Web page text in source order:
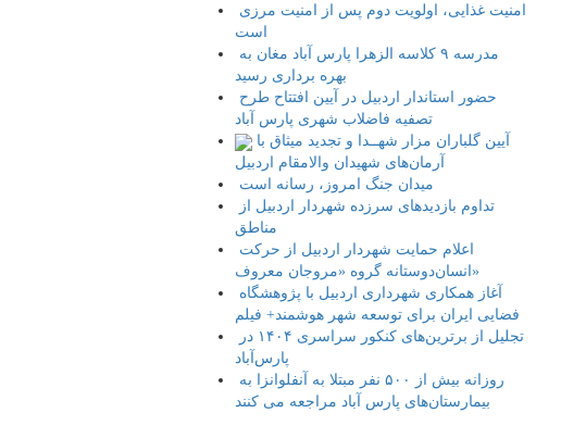
است
بهره برداری رسید
تصفیه فاضلاب شهری پارس آباد
آرمان‌های شهیدان والامقام اردبیل
میدان جنگ امروز، رسانه است
مناطق
انسان‌دوستانه گروه «مروجان معروف»
فضایی ایران برای توسعه شهر هوشمند+ فیلم
بیمارستان‌های پارس آباد مراجعه می کنند